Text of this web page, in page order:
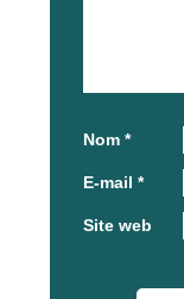
Nom *
E-mail *
Site web